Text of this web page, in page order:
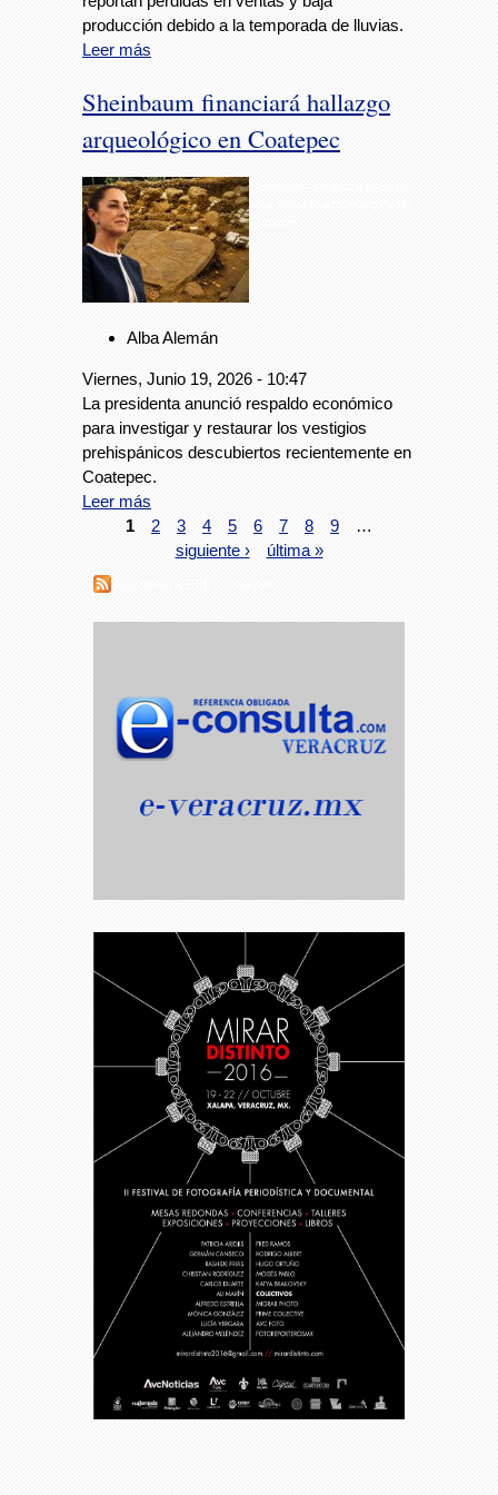
producción debido a la temporada de lluvias.
Leer más
Sheinbaum financiará hallazgo
arqueológico en Coatepec
Alba Alemán
Viernes, Junio 19, 2026 - 10:47
La presidenta anunció respaldo económico
para investigar y restaurar los vestigios
prehispánicos descubiertos recientemente en
Coatepec.
Leer más
1
2 3 4 5 6 7 8 9
…
siguiente ›
última »